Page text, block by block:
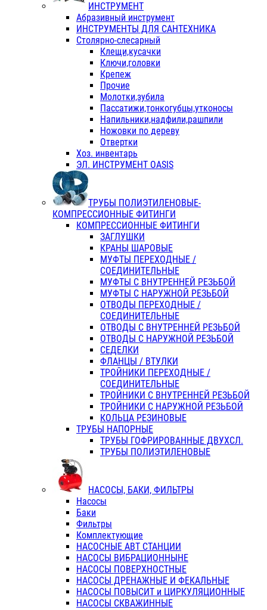
ИНСТРУМЕНТ
Абразивный инструмент
ИНСТРУМЕНТЫ ДЛЯ САНТЕХНИКА
Столярно-слесарный
Клещи,кусачки
Ключи,головки
Крепеж
Прочие
Молотки,зубила
Пассатижи,тонкогубцы,утконосы
Напильники,надфили,рашпили
Ножовки по дереву
Отвертки
Хоз. инвентарь
ЭЛ. ИНСТРУМЕНТ OASIS
ТРУБЫ ПОЛИЭТИЛЕНОВЫЕ-
КОМПРЕССИОННЫЕ ФИТИНГИ
КОМПРЕССИОННЫЕ ФИТИНГИ
ЗАГЛУШКИ
КРАНЫ ШАРОВЫЕ
МУФТЫ ПЕРЕХОДНЫЕ /
СОЕДИНИТЕЛЬНЫЕ
МУФТЫ С ВНУТРЕННЕЙ РЕЗЬБОЙ
МУФТЫ С НАРУЖНОЙ РЕЗЬБОЙ
ОТВОДЫ ПЕРЕХОДНЫЕ /
СОЕДИНИТЕЛЬНЫЕ
ОТВОДЫ С ВНУТРЕННЕЙ РЕЗЬБОЙ
ОТВОДЫ С НАРУЖНОЙ РЕЗЬБОЙ
СЕДЕЛКИ
ФЛАНЦЫ / ВТУЛКИ
ТРОЙНИКИ ПЕРЕХОДНЫЕ /
СОЕДИНИТЕЛЬНЫЕ
ТРОЙНИКИ С ВНУТРЕННЕЙ РЕЗЬБОЙ
ТРОЙНИКИ С НАРУЖНОЙ РЕЗЬБОЙ
КОЛЬЦА РЕЗИНОВЫЕ
ТРУБЫ НАПОРНЫЕ
ТРУБЫ ГОФРИРОВАННЫЕ ДВУХСЛ.
ТРУБЫ ПОЛИЭТИЛЕНОВЫЕ
НАСОСЫ, БАКИ, ФИЛЬТРЫ
Насосы
Баки
Фильтры
Комплектующие
НАСОСНЫЕ АВТ СТАНЦИИ
НАСОСЫ ВИБРАЦИОННЫНЕ
НАСОСЫ ПОВЕРХНОСТНЫЕ
НАСОСЫ ДРЕНАЖНЫЕ И ФЕКАЛЬНЫЕ
НАСОСЫ ПОВЫСИТ и ЦИРКУЛЯЦИОННЫЕ
НАСОСЫ СКВАЖИННЫЕ